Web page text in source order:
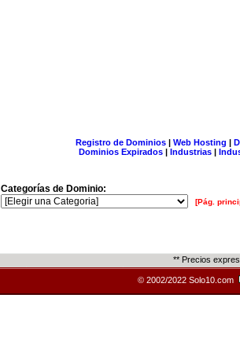
Registro de Dominios| Web Hosting |
Dominios Expirados | Industrias |
Categorías de Dominio:
[Pág.
** Precios
© 2002/2022 Solo10.com